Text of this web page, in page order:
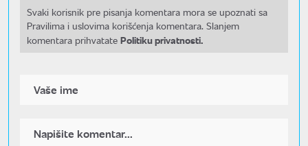
Svaki korisnik pre pisanja komentara mora se upoznati sa
Pravilima i uslovima korišćenja komentara. Slanjem
komentara prihvatate Politiku privatnosti.